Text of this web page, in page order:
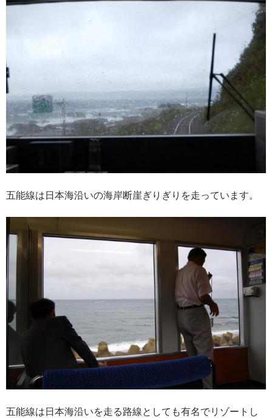
五能線は日本海沿いの海岸断崖ぎりぎりを走っています。
五能線は日本海沿いを走る路線としても有名でリゾートし